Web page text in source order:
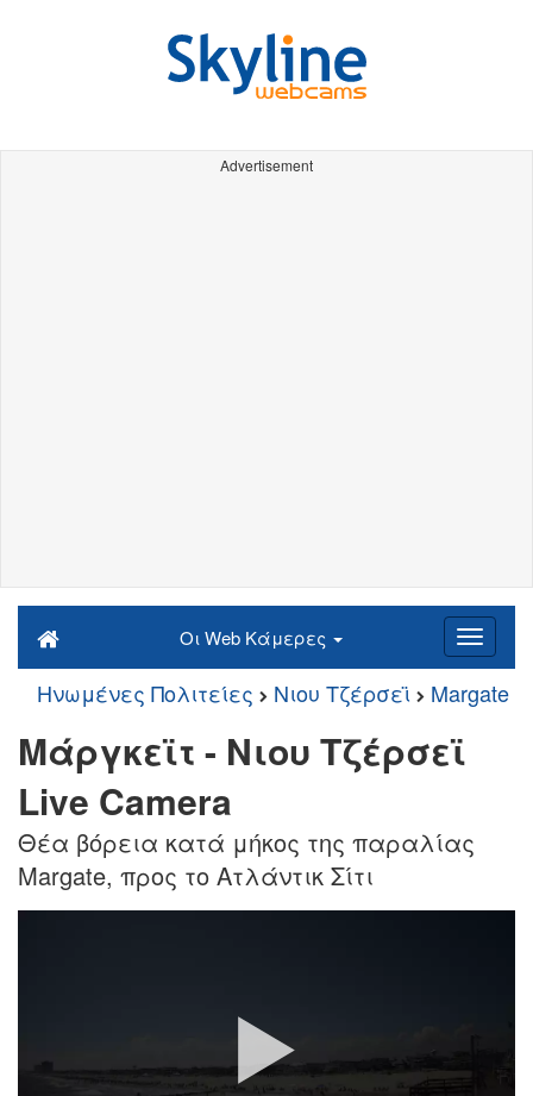
Advertisement
Οι Web Κάμερες
Ηνωμένες Πολιτείες Νιου Τζέρσεϊ Margate
Μάργκεϊτ - Νιου Τζέρσεϊ
Live Camera
Θέα βόρεια κατά μήκος της παραλίας
Margate, προς το Ατλάντικ Σίτι